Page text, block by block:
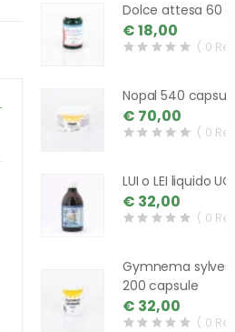
Dolce attesa 60
€ 18,00
( 0
Nopal 540
€ 70,00
( 0
LUI o LEI liquido
€ 32,00
( 0
Gymnema
200 capsule
€ 32,00
( 0